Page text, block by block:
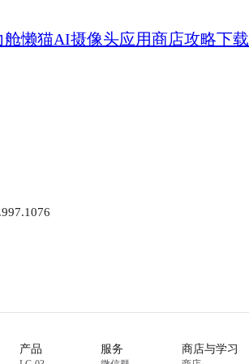
舱懒猫AI摄像头应用商店攻略下载
产品 服务 商店与学习